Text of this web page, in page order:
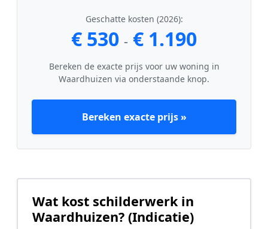
Geschatte kosten (2026):
€ 530 - € 1.190
Bereken de exacte prijs voor uw woning in
Waardhuizen via onderstaande knop.
Bereken exacte prijs »
Wat kost schilderwerk in
Waardhuizen? (Indicatie)